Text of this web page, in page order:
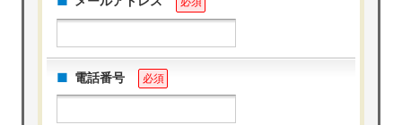
必須
電話番号 必須